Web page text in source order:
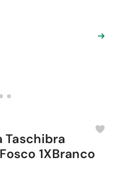
Taschibra
1XBranco